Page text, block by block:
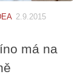
2.9.2015
má na